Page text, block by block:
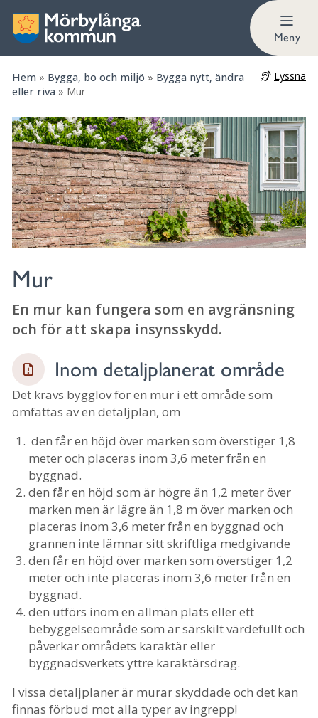
Meny
Hem » Bygga, bo och miljö » Bygga nytt, ändra
eller riva » Mur
Lyssna
Mur
En mur kan fungera som en avgränsning
och för att skapa insynsskydd.
Inom detaljplanerat område
Det krävs bygglov för en mur i ett område som
omfattas av en detaljplan, om
den får en höjd över marken som överstiger 1,8
meter och placeras inom 3,6 meter från en
byggnad.
den får en höjd som är högre än 1,2 meter över
marken men är lägre än 1,8 m över marken och
placeras inom 3,6 meter från en byggnad och
grannen inte lämnar sitt skriftliga medgivande
den får en höjd över marken som överstiger 1,2
meter och inte placeras inom 3,6 meter från en
byggnad.
den utförs inom en allmän plats eller ett
bebyggelseområde som är särskilt värdefullt och
påverkar områdets karaktär eller
byggnadsverkets yttre karaktärsdrag.
I vissa detaljplaner är murar skyddade och det kan
finnas förbud mot alla typer av ingrepp!
Utanför detaljplanerat område